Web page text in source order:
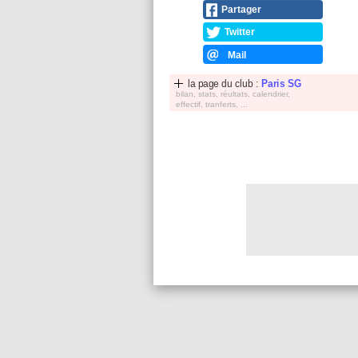
Partager
Twitter
Mail
la page du club : Paris SG
bilan, stats, réultats, calendrier,
effectif, tranferts, ...